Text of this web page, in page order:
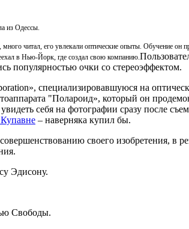
из Одессы.
читал, его увлекали оптические опыты. Обучение он
в Нью-Йорк, где создал свою компанию.
популярностью очки со стереоэффектом.
специализировавшуюся на
"Полароид», который он
себя на фотографии сразу после
– наверняка купил бы.
своего изобретения, в
Эдисону.
Свободы.